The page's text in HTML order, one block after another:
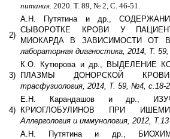
питания . 2020. Т. 89, № 2, С. 46-51.
2)
А.Н. Путятина и др.,
СЫВОРОТКЕ КРОВИ У
МИОКАРДА В ЗАВИСИМОСТИ ОТ
лабораторная диагностика, 2014, Т.
3)
К.О. Кутюрова и др., ВЫДЕЛЕНИЕ
ПЛАЗМЫ ДОНОРСКОЙ
трасфузиология, 2014, Т. 59, №4, с.18-
4)
Е.Н. Карандашов и др.,
КРИОГЛОБУЛИНОВ ПРИ
Аллергология и иммунология, 2012,
А.Н. Путятина и др.,